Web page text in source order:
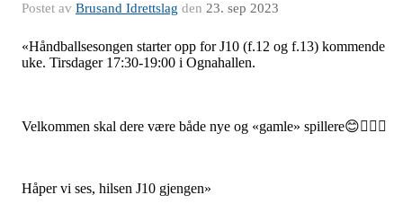
Postet av Brusand Idrettslag den 23. sep 2023
«Håndballsesongen starter opp for J10 (f.12 og f.13) kommende
uke. Tirsdager 17:30-19:00 i Ognahallen.
Velkommen skal dere være både nye og «gamle» spillere😊🤾🏼‍♀️
Håper vi ses, hilsen J10 gjengen»